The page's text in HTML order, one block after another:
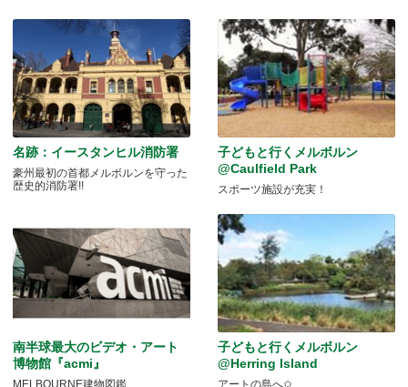
名跡：イースタンヒル消防署
豪州最初の首都メルボルンを守った
歴史的消防署!!
子どもと行くメルボルン
@Caulfield Park
スポーツ施設が充実！
南半球最大のビデオ・アート
博物館『acmi』
MELBOURNE建物図鑑
子どもと行くメルボルン
@Herring Island
アートの島へ✩